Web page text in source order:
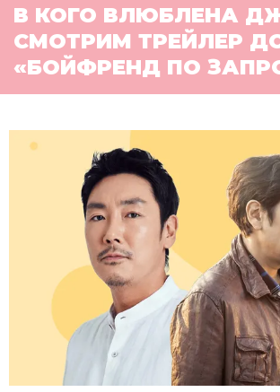
В КОГО ВЛЮБЛЕНА
СМОТРИМ ТРЕЙЛЕР
«БОЙФРЕНД ПО